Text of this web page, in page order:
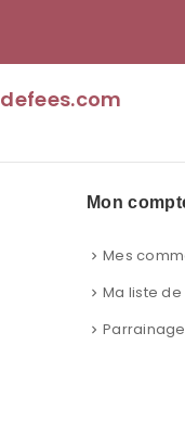
Mon
Mes
Ma liste
Parrainage